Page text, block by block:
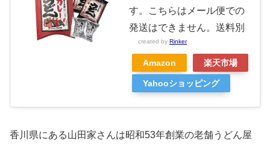
す。こちらはメール便での
発送はできません。送料別
created by Rinker
Amazon 楽天市場
Yahooショッピング
香川県にある山田家さんは昭和53年創業の老舗うどん屋